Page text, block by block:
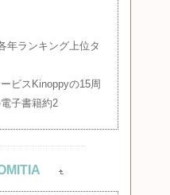
年ランキング上位タ
ビスKinoppyの15周
子書籍約2